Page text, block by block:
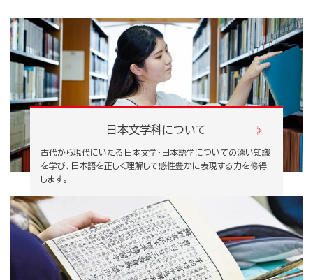
日本文学科について
古代から現代にいたる日本文学・日本語学についての深い知識
を学び、日本語を正しく理解して感性豊かに表現する力を修得
します。